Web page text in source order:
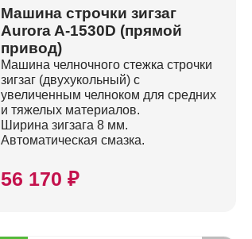
Машина строчки зигзаг
Aurora A-1530D (прямой
привод)
Машина челночного стежка строчки
зигзаг (двухукольный) с
увеличенным челноком для средних
и тяжелых материалов.
Ширина зигзага 8 мм.
Автоматическая смазка.
56 170 ₽